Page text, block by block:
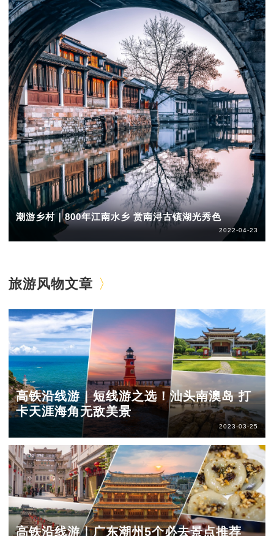
潮游乡村｜800年江南水乡 赏南浔古镇湖光秀色
2022-04-23
旅游风物文章
高铁沿线游｜短线游之选！汕头南澳岛 打
卡天涯海角无敌美景
2023-03-25
高铁沿线游｜广东潮州5个必去景点推荐